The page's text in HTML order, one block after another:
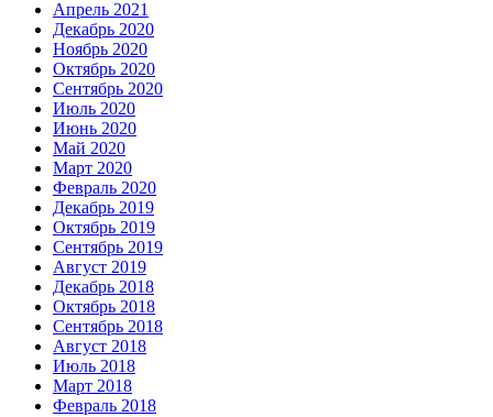
Апрель 2021
Декабрь 2020
Ноябрь 2020
Октябрь 2020
Сентябрь 2020
Июль 2020
Июнь 2020
Май 2020
Март 2020
Февраль 2020
Декабрь 2019
Октябрь 2019
Сентябрь 2019
Август 2019
Декабрь 2018
Октябрь 2018
Сентябрь 2018
Август 2018
Июль 2018
Март 2018
Февраль 2018